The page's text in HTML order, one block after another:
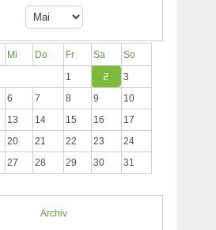
Mi Do Fr Sa
So
1
2
3
6 7 8 9
10
13 14 15 16
17
20 21 22 23
24
27 28 29 30 31
Archiv